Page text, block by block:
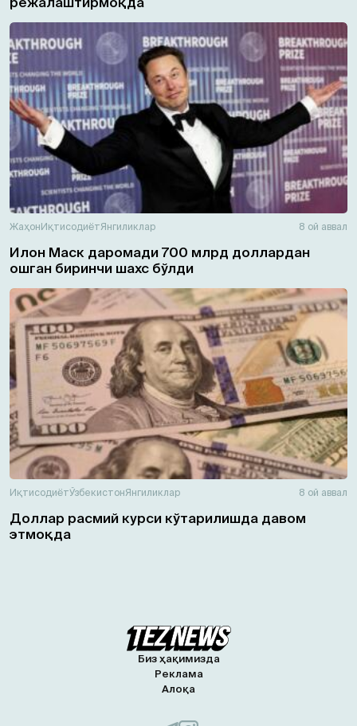
ЖаҳонИқтисодиётЯнгиликлар 8 ой аввал
Илон Маск даромади 700 млрд доллардан
ошган биринчи шахс бўлди
ИқтисодиётЎзбекистонЯнгиликлар 8 ой аввал
Доллар расмий курси кўтарилишда давом
этмоқда
Биз ҳақимизда
Реклама
Алоқа